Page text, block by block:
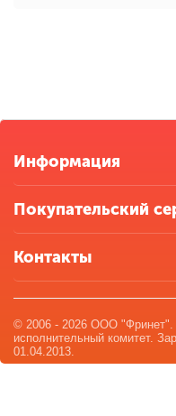
Информация
Покупательский
Контакты
© 2006 - 2026 ООО "Фринет".
исполнительный комитет.
01.04.2013.